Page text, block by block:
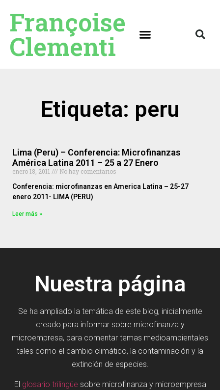
Françoise
Clementi
Etiqueta: peru
Lima (Peru) – Conferencia: Microfinanzas
América Latina 2011 – 25 a 27 Enero
enero 18, 2011
No hay comentarios
Conferencia: microfinanzas en America Latina – 25-27
enero 2011- LIMA (PERU)
Leer más »
Nuestra página
Se ha ampliado la temática de este blog, inicialmente
creado para informar sobre microfinanza y
microempresa, para comentar temas medioambientales
tales como el cambio climático, la contaminación y la
extinción de especies.
El glosario trilingüe sobre microfinanza y microempresa